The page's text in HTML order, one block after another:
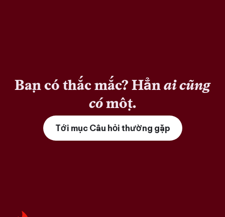
Bạn có thắc mắc? Hẳnai cũng
cómột.
Tới mục Câu hỏi thường gặp